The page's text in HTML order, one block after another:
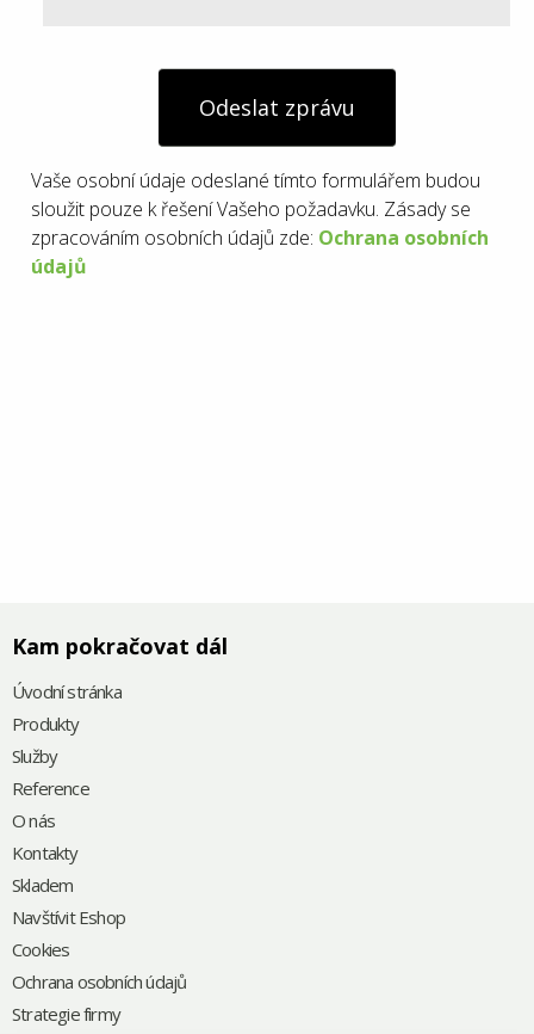
Odeslat zprávu
Vaše osobní údaje odeslané tímto formulářem budou
sloužit pouze k řešení Vašeho požadavku. Zásady se
zpracováním osobních údajů zde: Ochrana osobních
údajů
Kam pokračovat dál
Úvodní stránka
Produkty
Služby
Reference
O nás
Kontakty
Skladem
Navštívit Eshop
Cookies
Ochrana osobních údajů
Strategie firmy